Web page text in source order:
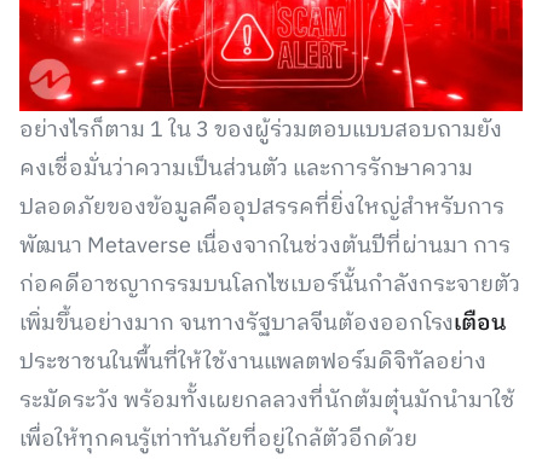
อย่างไรก็ตาม 1 ใน 3 ของผู้ร่วมตอบแบบสอบถามยัง
คงเชื่อมั่นว่าความเป็นส่วนตัว และการรักษาความ
ปลอดภัยของข้อมูลคืออุปสรรคที่ยิ่งใหญ่สำหรับการ
พัฒนา Metaverse เนื่องจากในช่วงต้นปีที่ผ่านมา การ
ก่อคดีอาชญากรรมบนโลกไซเบอร์นั้นกำลังกระจายตัว
เพิ่มขึ้นอย่างมาก จนทางรัฐบาลจีนต้องออกโรงเตือน
ประชาชนในพื้นที่ให้ใช้งานแพลตฟอร์มดิจิทัลอย่าง
ระมัดระวัง พร้อมทั้งเผยกลลวงที่นักต้มตุ๋นมักนำมาใช้
เพื่อให้ทุกคนรู้เท่าทันภัยที่อยู่ใกล้ตัวอีกด้วย